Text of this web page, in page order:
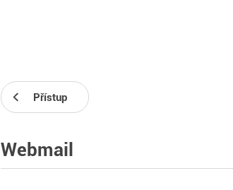
Přístup
Webmail